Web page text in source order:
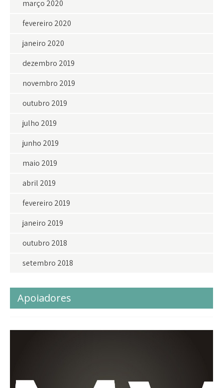
março 2020
fevereiro 2020
janeiro 2020
dezembro 2019
novembro 2019
outubro 2019
julho 2019
junho 2019
maio 2019
abril 2019
fevereiro 2019
janeiro 2019
outubro 2018
setembro 2018
Apoiadores